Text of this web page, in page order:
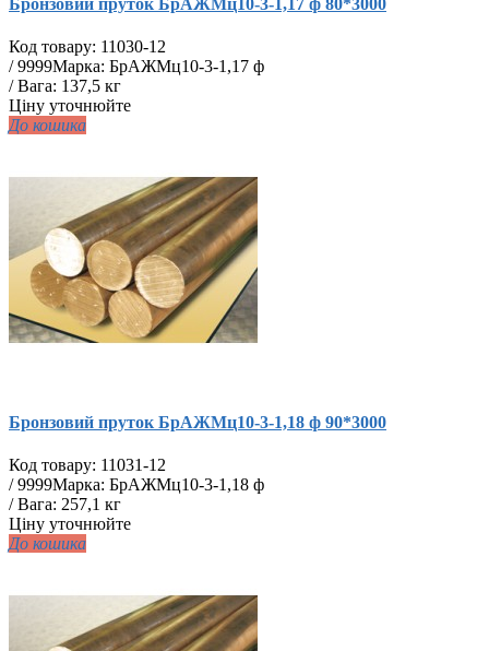
Бронзовий пруток БрАЖМц10-3-1,17 ф 80*3000
Код товару: 11030-12
/9999Марка: БрАЖМц10-3-1,17 ф
/ Вага: 137,5 кг
Ціну уточнюйте
До кошика
Бронзовий пруток БрАЖМц10-3-1,18 ф 90*3000
Код товару: 11031-12
/9999Марка: БрАЖМц10-3-1,18 ф
/ Вага: 257,1 кг
Ціну уточнюйте
До кошика